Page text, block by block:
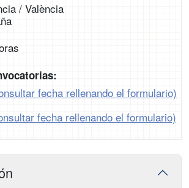
/ València
fecha rellenando el formulario)
fecha rellenando el formulario)